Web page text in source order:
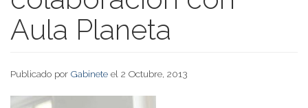
Aula Planeta
Publicado por Gabinete el 2 Octubre, 2013